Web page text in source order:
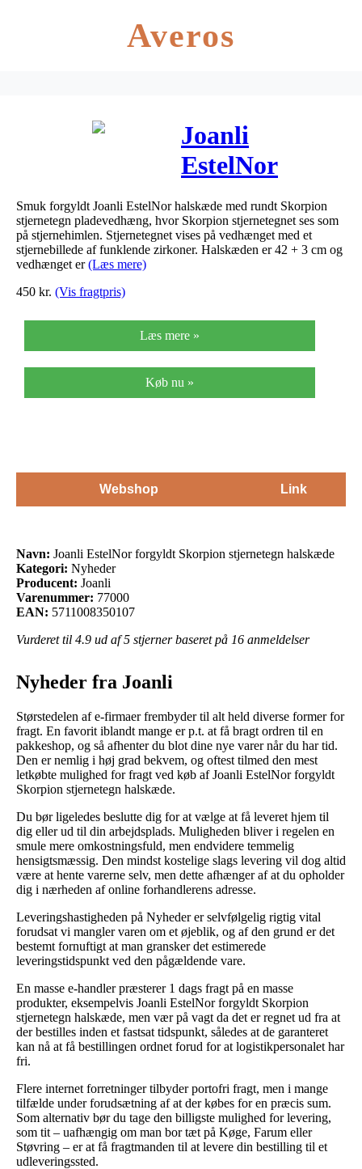
Averos
Joanli
EstelNor
forgyldt
Skorpion
stjernetegn
Smuk forgyldt Joanli EstelNor halskæde med rundt Skorpion
stjernetegn pladevedhæng, hvor Skorpion stjernetegnet ses som
på stjernehimlen. Stjernetegnet vises på vedhænget med et
stjernebillede af funklende zirkoner. Halskæden er 42 + 3 cm og
vedhænget er(Læs mere)
450 kr. (Vis fragtpris)
Læs mere »
Køb nu »
Webshop Link
Navn: Joanli EstelNor forgyldt Skorpion stjernetegn halskæde
Kategori: Nyheder
Producent: Joanli
Varenummer: 77000
EAN: 5711008350107
Vurderet til 4.9 ud af 5 stjerner baseret på 16 anmeldelser
Nyheder fra Joanli
Størstedelen af e-firmaer frembyder til alt held diverse former for
fragt. En favorit iblandt mange er p.t. at få bragt ordren til en
pakkeshop, og så afhenter du blot dine nye varer når du har tid.
Den er nemlig i høj grad bekvem, og oftest tilmed den mest
letkøbte mulighed for fragt ved køb af Joanli EstelNor forgyldt
Skorpion stjernetegn halskæde.
Du bør ligeledes beslutte dig for at vælge at få leveret hjem til
dig eller ud til din arbejdsplads. Muligheden bliver i regelen en
smule mere omkostningsfuld, men endvidere temmelig
hensigtsmæssig. Den mindst kostelige slags levering vil dog altid
være at hente varerne selv, men dette afhænger af at du opholder
dig i nærheden af online forhandlerens adresse.
Leveringshastigheden på Nyheder er selvfølgelig rigtig vital
forudsat vi mangler varen om et øjeblik, og af den grund er det
bestemt fornuftigt at man gransker det estimerede
leveringstidspunkt ved den pågældende vare.
En masse e-handler præsterer 1 dags fragt på en masse
produkter, eksempelvis Joanli EstelNor forgyldt Skorpion
stjernetegn halskæde, men vær på vagt da det er regnet ud fra at
der bestilles inden et fastsat tidspunkt, således at de garanteret
kan nå at få bestillingen ordnet forud for at logistikpersonalet har
fri.
Flere internet forretninger tilbyder portofri fragt, men i mange
tilfælde under forudsætning af at der købes for en præcis sum.
Som alternativ bør du tage den billigste mulighed for levering,
som tit – uafhængig om man bor tæt på Køge, Farum eller
Støvring – er at få fragtmanden til at levere din bestilling til et
udleveringssted.